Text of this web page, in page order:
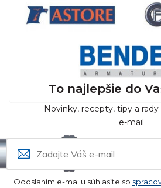
To najlepšie do
Novinky, recepty, tipy a rady
e-mail
Odoslaním e-mailu súhlasíte so